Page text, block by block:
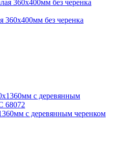
360х400мм без черенка
с деревянным черенком